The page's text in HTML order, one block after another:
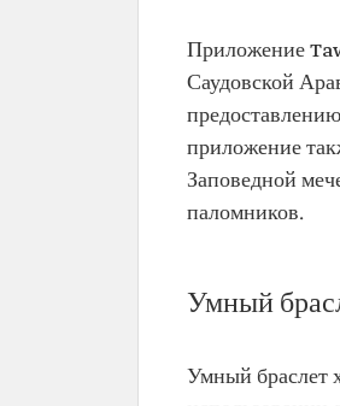
Приложение
Саудовской
приложение
Заповедной
паломников.
Умный
Умный браслет